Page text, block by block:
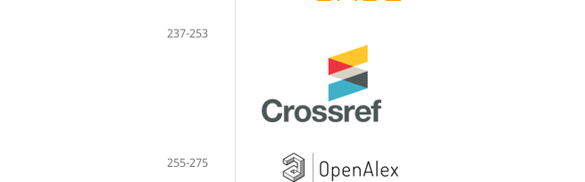
237-253
255-275